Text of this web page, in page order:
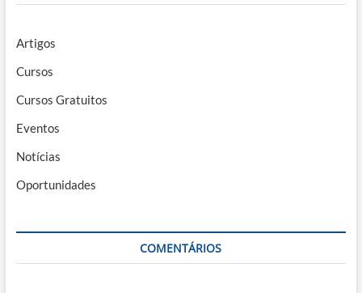
Artigos
Cursos
Cursos Gratuitos
Eventos
Notícias
Oportunidades
COMENTÁRIOS